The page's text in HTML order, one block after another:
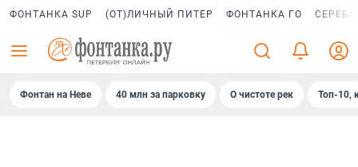
ФОНТАНКА SUP (ОТ)ЛИЧНЫЙ ПИТЕР ФОНТАНКА ГО
Фонтан на Неве 40 млн за парковку О чистоте рек Топ-10,